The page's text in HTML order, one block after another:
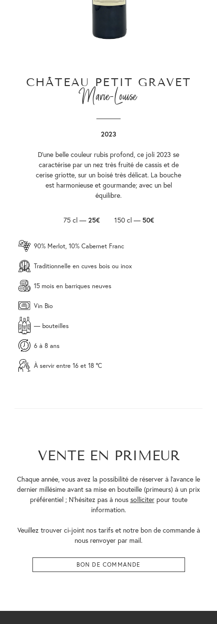
CHÂTEAU PETIT GRAVET
Marie-Louise
2023
D’une belle couleur rubis profond, ce joli 2023 se
caractérise par un nez très fruité de cassis et de
cerise griotte, sur un boisé très délicat. La bouche
est harmonieuse et gourmande; avec un bel
équilibre.
75 cl — 25€ 150 cl — 50€
90% Merlot, 10% Cabernet Franc
Traditionnelle en cuves bois ou inox
15 mois en barriques neuves
Vin Bio
— bouteilles
6 à 8 ans
À servir entre 16 et 18 °C
VENTE EN PRIMEUR
Chaque année, vous avez la possibilité de réserver à l’avance le
dernier millésime avant sa mise en bouteille (primeurs) à un prix
préférentiel ; N’hésitez pas à nous solliciterpour toute
information.
Veuillez trouver ci-joint nos tarifs et notre bon de commande à
nous renvoyer par mail.
BON DE COMMANDE